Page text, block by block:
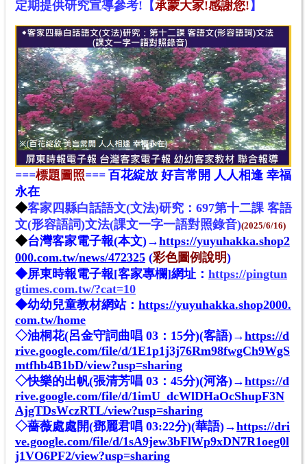
定期提供研究宣導參考! 【承蒙大家!感謝您! 】
===標題圖照=== 百花綻放 好言常開 人人相逢 幸福
永在
◆客家四縣白話語文(文法)研究：697第十二課 客語
文(形容語詞)文法(課文一字一語對照錄音)(2025/6/16)
◆台灣客家電子報(本文)→https://yuyuhakka.shop2
000.com.tw/news/472325 (彩色圖例說明)
◆屏東時報電子報[客家專欄]網址 ： https://pingtun
gtimes.com.tw/?cat=10
◆幼幼兒童教材網站： https://yuyuhakka.shop2000.
com.tw/home
◇油桐花(呂金守詞曲唱 03：15分)(客語)→https://d
rive.google.com/file/d/1E1p1j3j76Rm98fwgCh9WgS
mtfhb4B1bD/view?usp=sharing
◇快樂的出帆(張清芳唱 03：45分)(河洛)→https://d
rive.google.com/file/d/1imU_dcWlDHaOcShupF3N
AjgTDsWczRTL/view?usp=sharing
◇薔薇處處開(鄧麗君唱 03:22分)(華語)→https://dri
ve.google.com/file/d/1sA9jew3bFlWp9xDN7R1oeg0l
j1VO6PF2/view?usp=sharing